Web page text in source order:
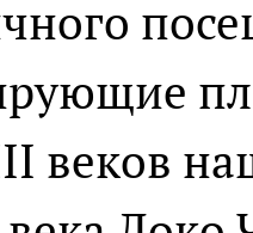
веков